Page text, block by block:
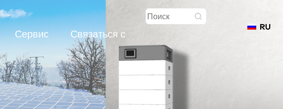
Сервис Связаться с
RU